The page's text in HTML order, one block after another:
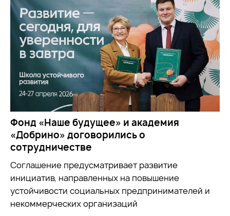
Фонд «Наше будущее» и академия
«Добрино» договорились о
сотрудничестве
Соглашение предусматривает развитие
инициатив, направленных на повышение
устойчивости социальных предпринимателей и
некоммерческих организаций